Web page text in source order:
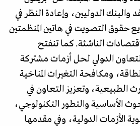
الدوليين، وإعادة النظر في
حقوق التصويت في هاتين المنظمتين
الناشئة. كما تنفتح
الدولي لحل أزمات مشتركة
ومكافحة التغيرات المناخية
الطبيعية، وتعزيز التعاون في
الأساسية والتطور التكنولوجي،
الأزمات الدولية، وفي مقدمها